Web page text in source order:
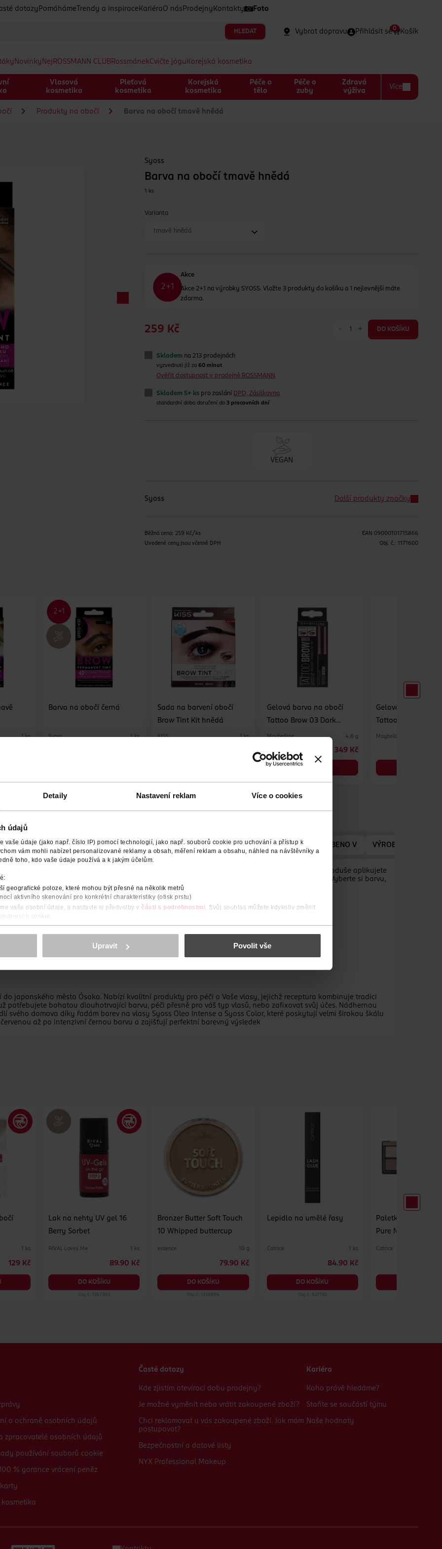
Detaily Nastavení reklam Více o cookies
údajů
vaše údaje (jako např. číslo IP) pomocí technologií, jako např. souborů cookie pro uchování a přístup k
vám mohli nabízet personalizované reklamy a obsah, měření reklam a obsahu, náhled na návštěvníky a
toho, kdo vaše údaje používá a k jakým účelům.
geografické poloze, které mohou být přesné na několik metrů
aktivního skenování pro konkrétní charakteristiky (otisk prstu)
vaše osobní údaje, a nastavte si předvolby v části s podrobnostmi . Svůj souhlas můžete kdykoliv změnit
cookie.
a reklam, funkcí sociálních médií, analýze návštěvnosti, které mohou nést osobní údaje.
osobních údajů.
<
Upravit Povolit vše
dotazy Pomáháme Trendy a inspirace Kariéra O nás Prodejny Kontakty Foto
HLEDAT Vybrat dopravu Přihlásit se Košík
0
Novinky Nej ROSSMANN CLUBRossmánekCvičte jógu Korejská kosmetika
Vlasová
kosmetika
Pleťová
kosmetika
Korejská
kosmetika
Péče o
tělo
Péče o
zuby
Zdravá
výživa
Více
Produkty na obočí Barva na obočí tmavě hnědá
Syoss
Barva na obočí tmavě hnědá
1 ks
Varianta
tmavě hnědá
Akce
Akce 2+1 na výrobky SYOSS. Vložte 3 produkty do košíku a 1 nejlevnější máte
zdarma.
259 Kč - + DO KOŠÍKU
Skladem na 213 prodejnách
vyzvednutí již za60 minut
Ověřit dostupnost v prodejně ROSSMANN
Skladem 5+ ks pro zaslání DPD, Zásilkovna
standardní doba doručení do 3 pracovních dní
VEGAN
Syoss Další produkty značky
Běžná cena: 259 Kč/ks
Uvedené ceny jsou včetně DPH
EAN 09000101715866
Obj. č.: 1171600
1 ks
Barva na obočí černá
Syoss 1 ks
Sada na barvení obočí
Brow Tint Kit hnědá
KISS 1 ks
Gelová barva na obočí
Tattoo Brow 03 Dark
Brown
Maybelline 4.6 g
349 Kč
DO KOŠÍKU
Gelová barva na
Tattoo Brow 02
Brown
Maybelline
POČET NÁZEV VÝROBCE/DODAVATELE ADRESA VÝROBCE/DODAVATELE VYROBENO V VÝROBCE/
mu výrazný efekt jako ze salonu díky Syoss Brow Tint dlouhotrvající barvě na obočí. Barvu jednoduše aplikujete
překryje i šediny a je odolná vůči vodě a rozmazání. Až na 10 použití. Veganská receptura. TIP: Vyberte si barvu,
abyste se vyhnuli nepřirozenému výsledku.
japonského města Ósaka. Nabízí kvalitní produkty pro péči o Vaše vlasy, jejichž receptura kombinuje tradici
potřebujete bohatou dlouhotrvající barvu, péči přesně pro váš typ vlasů, nebo zafixovat svůj účes. Nádhernou
svého domova díky řadám barev na vlasy Syoss Oleo Intense a Syoss Color, které poskytují velmi širokou škálu
až po intenzivní černou barvu a zajišťují perfektní barevný výsledek
1 ks
129 Kč
Lak na nehty UV gel 16
Berry Sorbet
RIVAL Loves Me 1 ks
89.90 Kč
DO KOŠÍKU
Obj. č.: 1367393
Bronzer Butter Soft Touch
10 Whipped buttercup
essence 10 g
79.90 Kč
DO KOŠÍKU
Obj. č.: 1358896
Lepidlo na umělé řasy
Catrice 1 ks
84.90 Kč
DO KOŠÍKU
Obj. č.: 927130
Paletka očních
Pure Nude
Catrice
o ochraně osobních údajů
zpracovatelé osobních údajů
používání souborů cookie
% garance vrácení peněz
kosmetika
Časté dotazy
Kde zjistím otevírací dobu prodejny?
Je možné vyměnit nebo vrátit zakoupené zboží?
Chci reklamovat u vás zakoupené zboží. Jak mám
postupovat?
Bezpečnostní a datové listy
NYX Professional Makeup
Kariéra
Koho právě hledáme?
Staňte se součástí týmu
Naše hodnoty